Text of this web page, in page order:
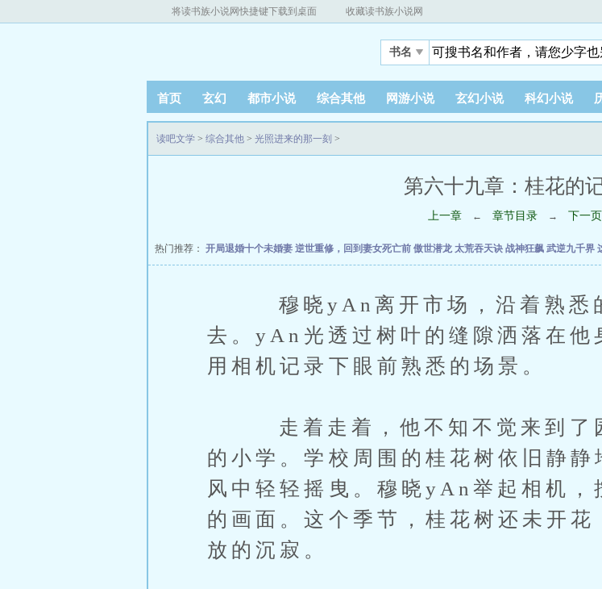
将读书族小说网快捷键下载到桌面 收藏读书族小说网
书名
首页 玄幻 都市小说 综合其他 网游小说 玄幻小说 科幻小说
读吧文学 > 综合其他 > 光照进来的那一刻 >
第六十九章：桂花的
上一章 ← 章节目录 → 下一页
热门推荐： 开局退婚十个未婚妻 逆世重修，回到妻女死亡前 傲世潜龙太荒吞天诀 战神狂飙 武逆九千界
穆晓yAn离开市场，沿着熟悉的
去。yAn光透过树叶的缝隙洒落在他
用相机记录下眼前熟悉的场景。
走着走着，他不知不觉来到了
的小学。学校周围的桂花树依旧静
风中轻轻摇曳。穆晓yAn举起相机，
的画面。这个季节，桂花树还未开
放的沉寂。